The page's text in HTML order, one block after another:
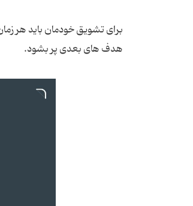
برای تشویق خودمان باید هر
هدف های بعدی پر بشود.